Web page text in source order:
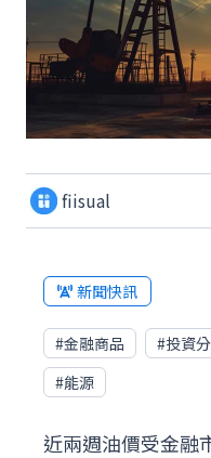
fiisual
新聞快訊
#金融商品 #投資
#能源
近兩週油價受金融